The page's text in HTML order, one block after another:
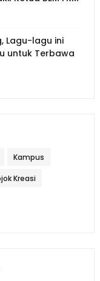
Lagu-lagu ini
untuk Terbawa
Kampus
Kreasi